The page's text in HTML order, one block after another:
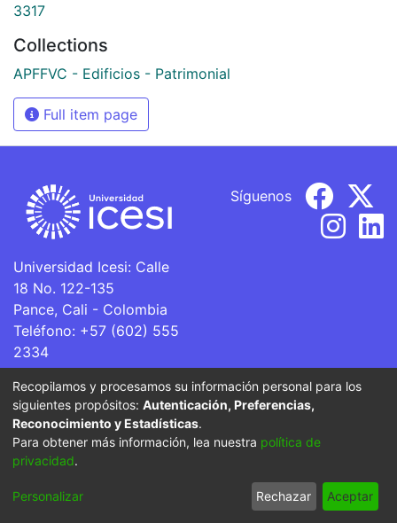
3317
Collections
APFFVC - Edificios - Patrimonial
Full item page
Universidad Icesi: Calle
18 No. 122-135
Pance, Cali - Colombia
Teléfono: +57 (602) 555
2334
ventanillaunica@icesi.edu.co
Síguenos
La Universidad Icesi es una Institución de Educación
Superior que se encuentra sujeta a inspección y vigilancia
por parte del Ministerio de Educación Nacional.
Cookie
End User
Agreement
Send
Feedback
Recopilamos y procesamos su información personal para los
siguientes propósitos: Autenticación, Preferencias,
Reconocimiento y Estadísticas.
Para obtener más información, lea nuestra política de
privacidad.
Personalizar Rechazar Aceptar